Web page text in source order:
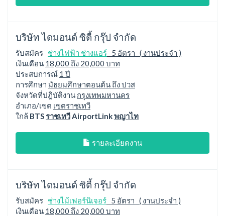
บริษัท ไดมอนด์ ซิตี้ กรุ๊ป จำกัด
รับสมัคร ช่างไฟฟ้า ช่างแอร์ 5 อัตรา ( งานประจำ )
เงินเดือน 18,000 ถึง 20,000 บาท
ประสบการณ์ 1 ปี
การศึกษา มัธยมศึกษาตอนต้น ถึง ปวส
จังหวัดที่ปฎิบัติงาน กรุงเทพมหานคร
อำเภอ/เขต เขตราชเทวี
ใกล้ BTSราชเทวีAirportLinkพญาไท
รายละเอียดงาน
บริษัท ไดมอนด์ ซิตี้ กรุ๊ป จำกัด
รับสมัคร ช่างไม้เฟอร์นิเจอร์ 5 อัตรา ( งานประจำ )
เงินเดือน 18,000 ถึง 20,000 บาท